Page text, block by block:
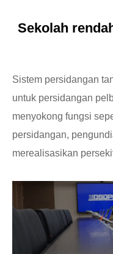
Sekolah
Sistem persidangan
untuk persidangan
menyokong fungsi
persidangan,
merealisasikan